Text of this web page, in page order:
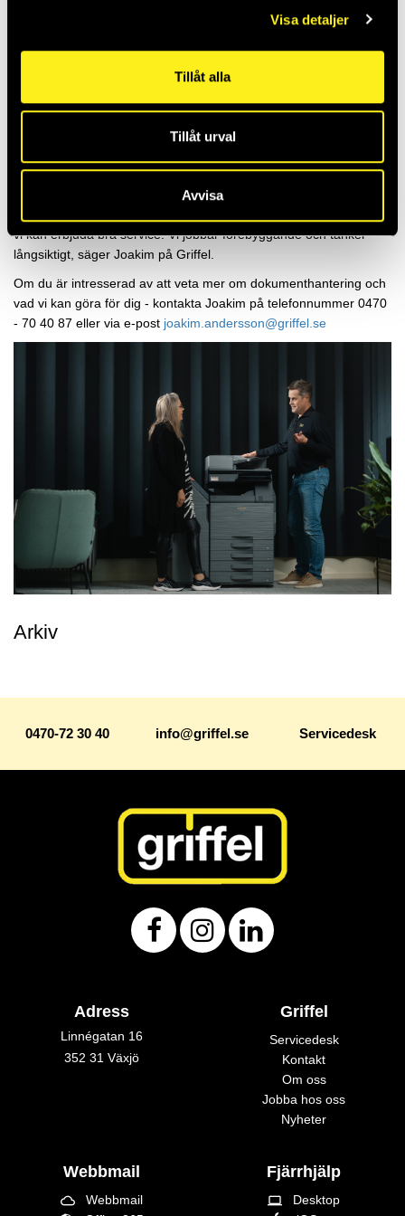
Visa detaljer
Tillåt alla
Tillåt urval
Avvisa
– Ingen vill att känsliga dokument ska bli liggande i en skrivare.
Därför har vi lösningar där man måste identifiera sig för att få ut
eftersom de har öppna portar som kan bli mål för intrång. Här
behövs expertis för att säkra systemen.
– Vi ser till att våra kunder har säkerheten i fokus. Att två företag
vi kan erbjuda bra service. Vi jobbar förebyggande och tänker
långsiktigt, säger Joakim på Griffel.
Om du är intresserad av att veta mer om dokumenthantering och
vad vi kan göra för dig - kontakta Joakim på telefonnummer 0470
- 70 40 87 eller via e-post joakim.andersson@griffel.se
Arkiv
0470-72 30 40 info@griffel.se Servicedesk
Adress
Linnégatan 16
352 31 Växjö
Griffel
Servicedesk
Kontakt
Om oss
Jobba hos oss
Nyheter
Webbmail
cloud_queue Webbmail
Fjärrhjälp
laptop Desktop